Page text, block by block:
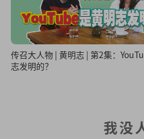
传召大人物 | 黄明志 | 第2集：
志发明的？
我没